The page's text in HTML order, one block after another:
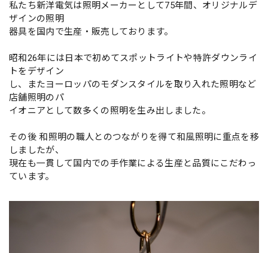
私たち新洋電気は照明メーカーとして75年間、オリジナルデ
ザインの照明
器具を国内で生産・販売しております。
昭和26年には日本で初めてスポットライトや特許ダウンライ
トをデザイン
し、またヨーロッパのモダンスタイルを取り入れた照明など
店舗照明のパ
イオニアとして数多くの照明を生み出しました。
その後 和照明の職人とのつながりを得て和風照明に重点を移
しましたが、
現在も一貫して国内での手作業による生産と品質にこだわっ
ています。